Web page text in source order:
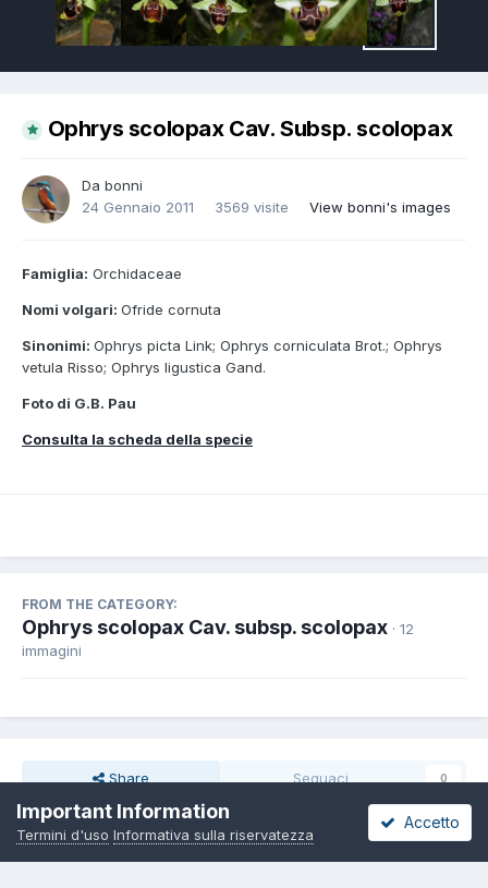
Ophrys scolopax Cav. Subsp. scolopax
Da bonni
24 Gennaio 2011
3569 visite View bonni's images
Famiglia: Orchidaceae
Nomi volgari: Ofride cornuta
Sinonimi: Ophrys picta Link; Ophrys corniculata Brot.; Ophrys
vetula Risso; Ophrys ligustica Gand.
Foto di G.B. Pau
Consulta la scheda della specie
FROM THE CATEGORY:
Ophrys scolopax Cav. subsp. scolopax · 12
immagini
Share Seguaci 0
Important Information
Termini d'uso Informativa sulla riservatezza
Accetto